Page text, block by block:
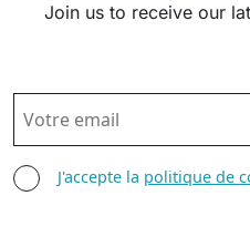
Join us to receive our
EMAIL
AGREE TERMS
J'accepte la politique de